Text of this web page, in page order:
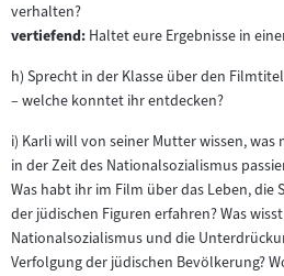
verhalten?
vertiefend: Haltet eure Ergebnisse in
h) Sprecht in der Klasse über den
– welche konntet ihr entdecken?
i) Karli will von seiner Mutter wissen,
in der Zeit des Nationalsozialismus
Was habt ihr im Film über das Leben, die
der jüdischen Figuren erfahren? Was
Nationalsozialismus und die
Verfolgung der jüdischen Bevölkerung?